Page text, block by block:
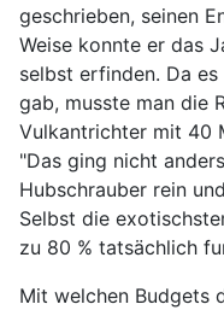
geschrieben, seinen
Weise konnte er das
selbst erfinden. Da
gab, musste man die
Vulkantrichter mit 40
"Das ging nicht
Hubschrauber rein
Selbst die
zu 80 % tatsächlich
Mit welchen Budgets